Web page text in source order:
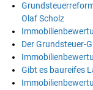
Olaf Scholz
Der Grundsteuer-
Gibt es baureifes